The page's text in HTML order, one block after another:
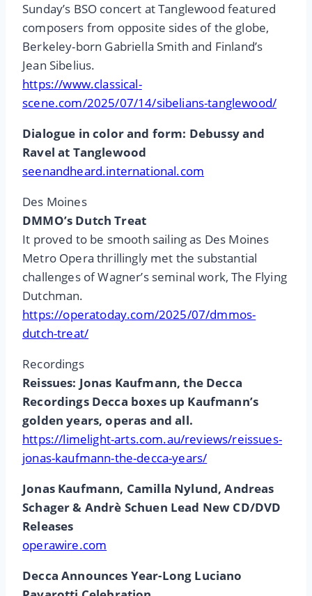
Sunday’s BSO concert at Tanglewood featured
composers from opposite sides of the globe,
Berkeley-born Gabriella Smith and Finland’s
Jean Sibelius.
https://www.classical-
scene.com/2025/07/14/sibelians-tanglewood/
Dialogue in color and form: Debussy and
Ravel at Tanglewood
seenandheard.international.com
Des Moines
DMMO’s Dutch Treat
It proved to be smooth sailing as Des Moines
Metro Opera thrillingly met the substantial
challenges of Wagner’s seminal work, The Flying
Dutchman.
https://operatoday.com/2025/07/dmmos-
dutch-treat/
Recordings
Reissues: Jonas Kaufmann, the Decca
Recordings Decca boxes up Kaufmann’s
golden years, operas and all.
https://limelight-arts.com.au/reviews/reissues-
jonas-kaufmann-the-decca-years/
Jonas Kaufmann, Camilla Nylund, Andreas
Schager & Andrè Schuen Lead New CD/DVD
Releases
operawire.com
Decca Announces Year-Long Luciano